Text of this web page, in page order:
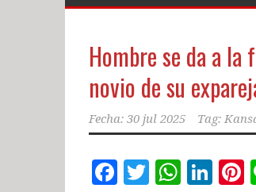
Hombre se da a la
novio de su
Fecha: 30 jul 2025 Tag:
Facebook
Twitter